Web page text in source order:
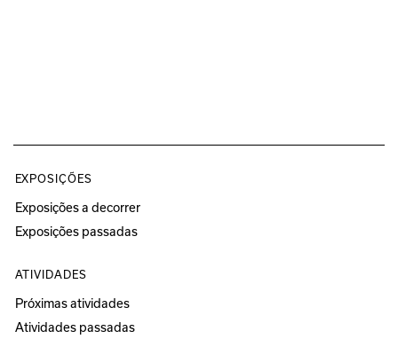
EXPOSIÇÕES
Exposições a decorrer
Exposições passadas
ATIVIDADES
Próximas atividades
Atividades passadas